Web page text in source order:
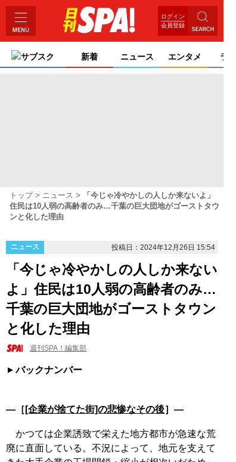
ログイン
会員登録
サブスク 新着 ニュース エンタメ ライ
トップ ニュース
「今じゃ冷やかしの人しか来ないよ」
住民は10人弱の高齢者のみ…千葉の巨大団地がゴーストタウ
ンと化した理由
ニュース 投稿日：2024年12月26日 15:54
「今じゃ冷やかしの人しか来ない
よ」住民は10人弱の高齢者のみ…
千葉の巨大団地がゴーストタウン
と化した理由
週刊SPA！編集部
バックナンバー
―［ [企業が捨てた街]の悲惨なその後］―
かつては企業誘致で栄えた地方都市が急速な荒
廃に直面している。不況によって、地元を支えて